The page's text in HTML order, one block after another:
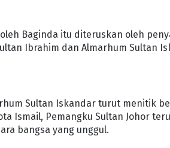
Baginda itu diteruskan oleh
Ibrahim dan Almarhum Sultan
Sultan Iskandar turut menitik
Ismail, Pemangku Sultan Johor
bangsa yang unggul.